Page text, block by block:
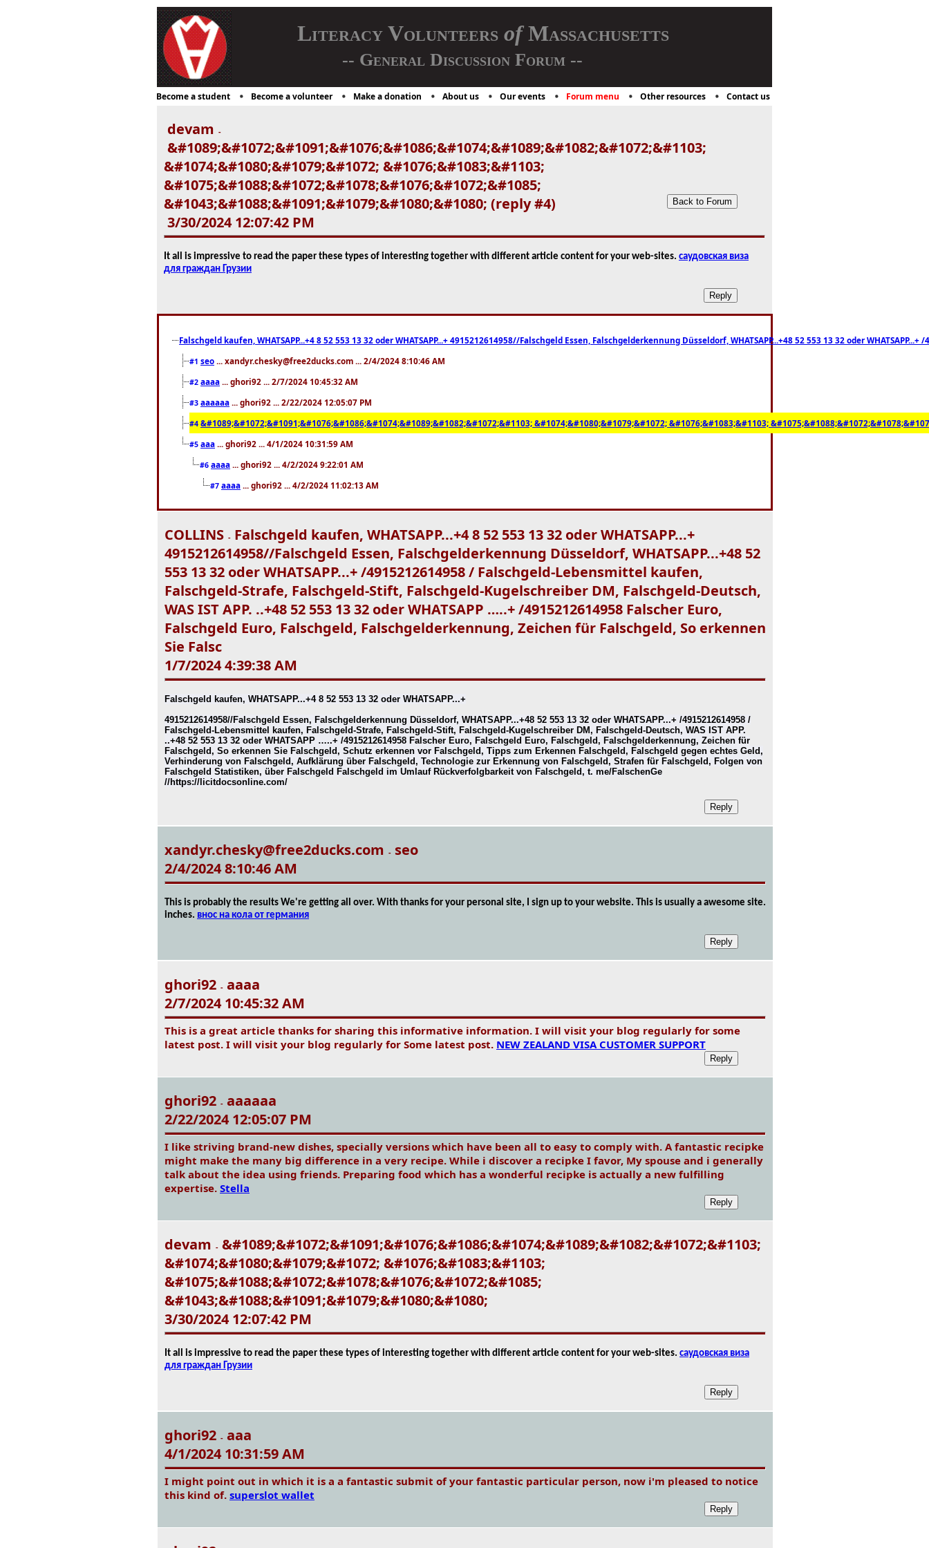
Literacy Volunteers ofMassachusetts
-- General Discussion Forum --
Become a student Become a volunteer Make a donation About us Our events Forum menu Other resources Contact us
devam -
&#1089;&#1072;&#1091;&#1076;&#1086;&#1074;&#1089;&#1082;&#1072;&#1103;
&#1074;&#1080;&#1079;&#1072; &#1076;&#1083;&#1103;
&#1075;&#1088;&#1072;&#1078;&#1076;&#1072;&#1085;
&#1043;&#1088;&#1091;&#1079;&#1080;&#1080; (reply #4)
3/30/2024 12:07:42 PM
It all is impressive to read the paper these types of interesting together with different article content for your web-sites. саудовская виза
для граждан Грузии
Falschgeld kaufen, WHATSAPP...+4 8 52 553 13 32 oder WHATSAPP...+ 4915212614958//Falschgeld Essen, Falschgelderkennung Düsseldorf, WHATSAPP...+48 52 553 13 32 oder
#1 seo ... xandyr.chesky@free2ducks.com ... 2/4/2024 8:10:46 AM
#2 aaaa ... ghori92 ... 2/7/2024 10:45:32 AM
#3 aaaaaa ... ghori92 ... 2/22/2024 12:05:07 PM
#4 &#1089;&#1072;&#1091;&#1076;&#1086;&#1074;&#1089;&#1082;&#1072;&#1103; &#1074;&#1080;&#1079;&#1072; &#1076;&#1083;&#1103;
#5 aaa ... ghori92 ... 4/1/2024 10:31:59 AM
#6 aaaa ... ghori92 ... 4/2/2024 9:22:01 AM
#7 aaaa ... ghori92 ... 4/2/2024 11:02:13 AM
COLLINS - Falschgeld kaufen, WHATSAPP...+4 8 52 553 13 32 oder WHATSAPP...+
4915212614958//Falschgeld Essen, Falschgelderkennung Düsseldorf, WHATSAPP...+48 52
553 13 32 oder WHATSAPP...+ /4915212614958 / Falschgeld-Lebensmittel kaufen,
Falschgeld-Strafe, Falschgeld-Stift, Falschgeld-Kugelschreiber DM, Falschgeld-Deutsch,
WAS IST APP. ..+48 52 553 13 32 oder WHATSAPP …..+ /4915212614958 Falscher Euro,
Falschgeld Euro, Falschgeld, Falschgelderkennung, Zeichen für Falschgeld, So erkennen
Sie Falsc
1/7/2024 4:39:38 AM
Falschgeld kaufen, WHATSAPP...+4 8 52 553 13 32 oder WHATSAPP...+
4915212614958//Falschgeld Essen, Falschgelderkennung Düsseldorf, WHATSAPP...+48 52 553 13 32 oder WHATSAPP...+ /4915212614958 /
Falschgeld-Lebensmittel kaufen, Falschgeld-Strafe, Falschgeld-Stift, Falschgeld-Kugelschreiber DM, Falschgeld-Deutsch, WAS IST APP.
..+48 52 553 13 32 oder WHATSAPP …..+ /4915212614958 Falscher Euro, Falschgeld Euro, Falschgeld, Falschgelderkennung, Zeichen für
Falschgeld, So erkennen Sie Falschgeld, Schutz erkennen vor Falschgeld, Tipps zum Erkennen Falschgeld, Falschgeld gegen echtes Geld,
Verhinderung von Falschgeld, Aufklärung über Falschgeld, Technologie zur Erkennung von Falschgeld, Strafen für Falschgeld, Folgen von
Falschgeld Statistiken, über Falschgeld Falschgeld im Umlauf Rückverfolgbarkeit von Falschgeld, t. me/FalschenGe
//https://licitdocsonline.com/
xandyr.chesky@free2ducks.com - seo
2/4/2024 8:10:46 AM
This is probably the results We're getting all over. With thanks for your personal site, I sign up to your website. This is usually a awesome site.
inches. внос на кола от германия
ghori92 - aaaa
2/7/2024 10:45:32 AM
This is a great article thanks for sharing this informative information. I will visit your blog regularly for some
latest post. I will visit your blog regularly for Some latest post. NEW ZEALAND VISA CUSTOMER SUPPORT
ghori92 - aaaaaa
2/22/2024 12:05:07 PM
I like striving brand-new dishes, specially versions which have been all to easy to comply with. A fantastic recipke
might make the many big difference in a very recipe. While i discover a recipke I favor, My spouse and i generally
talk about the idea using friends. Preparing food which has a wonderful recipke is actually a new fulfilling
expertise. Stella
devam - &#1089;&#1072;&#1091;&#1076;&#1086;&#1074;&#1089;&#1082;&#1072;&#1103;
&#1074;&#1080;&#1079;&#1072; &#1076;&#1083;&#1103;
&#1075;&#1088;&#1072;&#1078;&#1076;&#1072;&#1085;
&#1043;&#1088;&#1091;&#1079;&#1080;&#1080;
3/30/2024 12:07:42 PM
It all is impressive to read the paper these types of interesting together with different article content for your web-sites. саудовская виза
для граждан Грузии
ghori92 - aaa
4/1/2024 10:31:59 AM
I might point out in which it is a a fantastic submit of your fantastic particular person, now i'm pleased to notice
this kind of. superslot wallet